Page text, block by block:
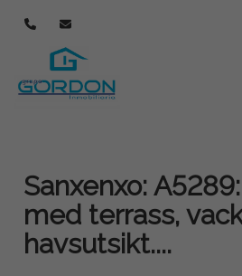
Sanxenxo:
med terrass,
havsutsikt....